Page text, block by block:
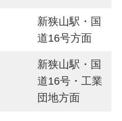
新狭山駅・国
道16号方面
新狭山駅・国
道16号・工業
団地方面